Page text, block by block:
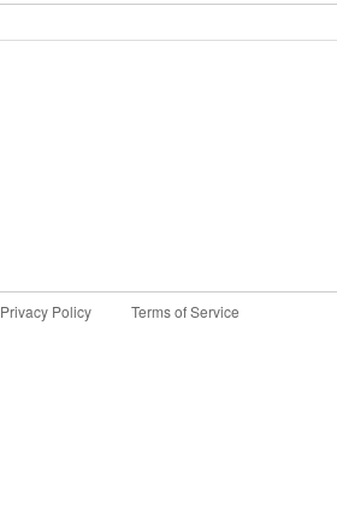
Privacy Policy Terms of Service